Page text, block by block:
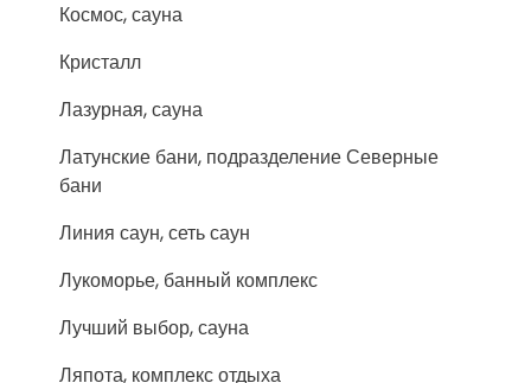
Космос, сауна
Кристалл
Лазурная, сауна
Латунские бани, подразделение Северные
бани
Линия саун, сеть саун
Лукоморье, банный комплекс
Лучший выбор, сауна
Ляпота, комплекс отдыха